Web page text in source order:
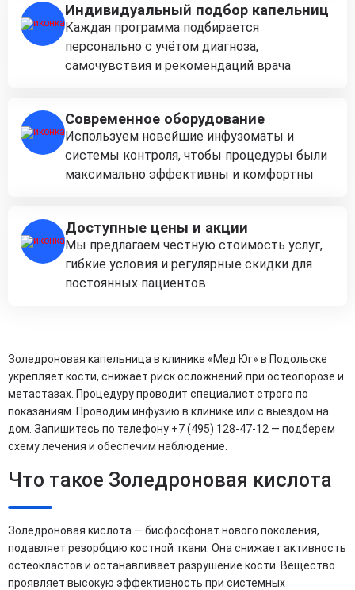
Индивидуальный подбор капельниц
Каждая программа подбирается
персонально с учётом диагноза,
самочувствия и рекомендаций врача
Современное оборудование
Используем новейшие инфузоматы и
системы контроля, чтобы процедуры были
максимально эффективны и комфортны
Доступные цены и акции
Мы предлагаем честную стоимость услуг,
гибкие условия и регулярные скидки для
постоянных пациентов
Золедроновая капельница в клинике «Мед Юг» в Подольске
укрепляет кости, снижает риск осложнений при остеопорозе и
метастазах. Процедуру проводит специалист строго по
показаниям. Проводим инфузию в клинике или с выездом на
дом. Запишитесь по телефону +7 (495) 128-47-12 — подберем
схему лечения и обеспечим наблюдение.
Что такое Золедроновая кислота
Золедроновая кислота — бисфосфонат нового поколения,
подавляет резорбцию костной ткани. Она снижает активность
остеокластов и останавливает разрушение кости. Вещество
проявляет высокую эффективность при системных